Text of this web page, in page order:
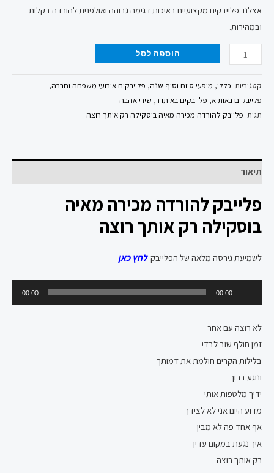
אצלנו פלייבקים מקצועיים באיכות דגימה גבוהה ואולפנית להורדה בקלות
ובמהירות.
הוספה לסל
קטגוריות: כללי, מופעי סיום וסוף שנה, פלייבקים אירועי משפחה וחברה,
פלייבקים באות א, פלייבקים באותו ר, שירי אהבה
תגית: פלייבק להורדה מכירה מאיה בוסקילה רק אותך רוצה
תיאור
פלייבק להורדה מכירה מאיה
בוסקילה רק אותך רוצה
לשמיעת גירסה מלאה של הפלייבק לחץ כאן
אודיו
00:00
00:00
לא רוצה עם אחר
זמן חולף שוב לבדי
בלילות הקרים חולמת את דמותך
ונוגע ברוך
ידיך מלטפות אותי
מדוע היום אני לא לצידך
אף אחד פה לא מבין
איך נגעת במקום עדין
רק אותך רוצה